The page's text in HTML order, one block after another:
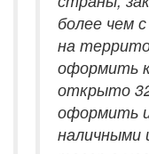
более чем
на
оформить
открыто
оформить
наличными